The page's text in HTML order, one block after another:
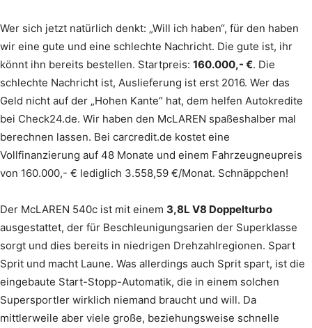
Wer sich jetzt natürlich denkt: „Will ich haben“, für den haben
wir eine gute und eine schlechte Nachricht. Die gute ist, ihr
könnt ihn bereits bestellen. Startpreis: 160.000,- €. Die
schlechte Nachricht ist, Auslieferung ist erst 2016. Wer das
Geld nicht auf der „Hohen Kante“ hat, dem helfen Autokredite
bei Check24.de. Wir haben den McLAREN spaßeshalber mal
berechnen lassen. Bei carcredit.de kostet eine
Vollfinanzierung auf 48 Monate und einem Fahrzeugneupreis
von 160.000,- € lediglich 3.558,59 €/Monat. Schnäppchen!
Der McLAREN 540c ist mit einem 3,8L V8 Doppelturbo
ausgestattet, der für Beschleunigungsarien der Superklasse
sorgt und dies bereits in niedrigen Drehzahlregionen. Spart
Sprit und macht Laune. Was allerdings auch Sprit spart, ist die
eingebaute Start-Stopp-Automatik, die in einem solchen
Supersportler wirklich niemand braucht und will. Da
mittlerweile aber viele große, beziehungsweise schnelle